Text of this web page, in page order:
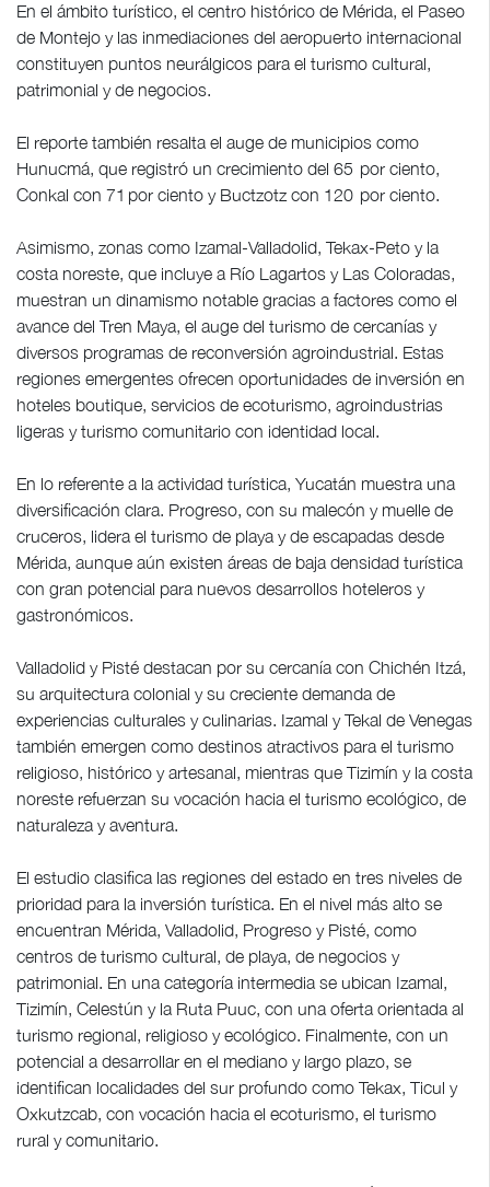
En el ámbito turístico, el centro histórico de Mérida, el Paseo
de Montejo y las inmediaciones del aeropuerto internacional
constituyen puntos neurálgicos para el turismo cultural,
patrimonial y de negocios.
El reporte también resalta el auge de municipios como
Hunucmá, que registró un crecimiento del 65 por ciento,
Conkal con 71 por ciento y Buctzotz con 120 por ciento.
Asimismo, zonas como Izamal-Valladolid, Tekax-Peto y la
costa noreste, que incluye a Río Lagartos y Las Coloradas,
muestran un dinamismo notable gracias a factores como el
avance del Tren Maya, el auge del turismo de cercanías y
diversos programas de reconversión agroindustrial. Estas
regiones emergentes ofrecen oportunidades de inversión en
hoteles boutique, servicios de ecoturismo, agroindustrias
ligeras y turismo comunitario con identidad local.
En lo referente a la actividad turística, Yucatán muestra una
diversificación clara. Progreso, con su malecón y muelle de
cruceros, lidera el turismo de playa y de escapadas desde
Mérida, aunque aún existen áreas de baja densidad turística
con gran potencial para nuevos desarrollos hoteleros y
gastronómicos.
Valladolid y Pisté destacan por su cercanía con Chichén Itzá,
su arquitectura colonial y su creciente demanda de
experiencias culturales y culinarias. Izamal y Tekal de Venegas
también emergen como destinos atractivos para el turismo
religioso, histórico y artesanal, mientras que Tizimín y la costa
noreste refuerzan su vocación hacia el turismo ecológico, de
naturaleza y aventura.
El estudio clasifica las regiones del estado en tres niveles de
prioridad para la inversión turística. En el nivel más alto se
encuentran Mérida, Valladolid, Progreso y Pisté, como
centros de turismo cultural, de playa, de negocios y
patrimonial. En una categoría intermedia se ubican Izamal,
Tizimín, Celestún y la Ruta Puuc, con una oferta orientada al
turismo regional, religioso y ecológico. Finalmente, con un
potencial a desarrollar en el mediano y largo plazo, se
identifican localidades del sur profundo como Tekax, Ticul y
Oxkutzcab, con vocación hacia el ecoturismo, el turismo
rural y comunitario.